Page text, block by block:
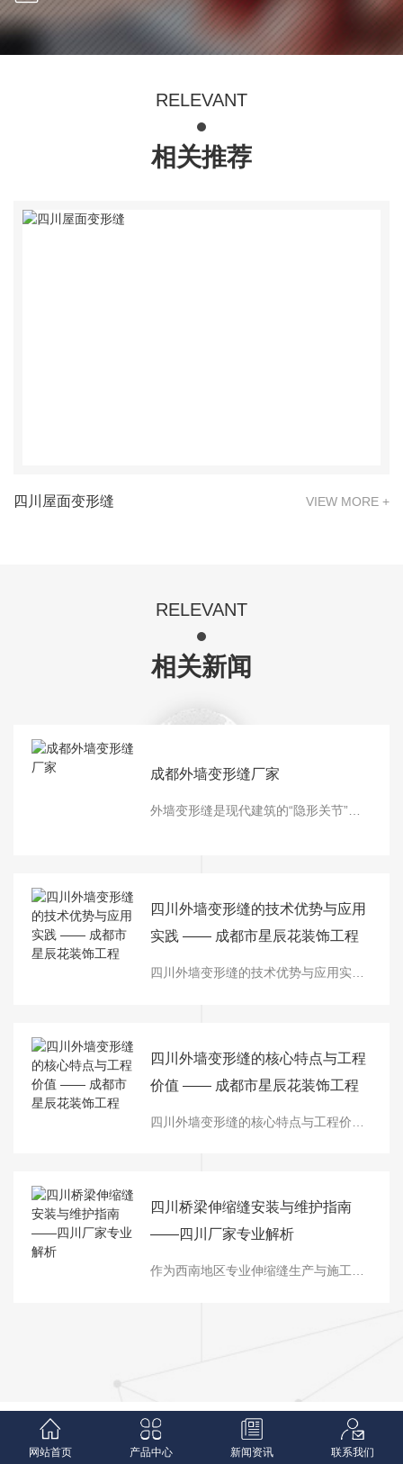
RELEVANT
相关推荐
四川屋面变形缝 VIEW MORE +
RELEVANT
相关新闻
成都外墙变形缝厂家
四川外墙变形缝的技术优势与应用
实践 —— 成都市星辰花装饰工程
四川外墙变形缝的核心特点与工程
价值 —— 成都市星辰花装饰工程
四川桥梁伸缩缝安装与维护指南
——四川厂家专业解析
网站首页 产品中心 新闻资讯 联系我们